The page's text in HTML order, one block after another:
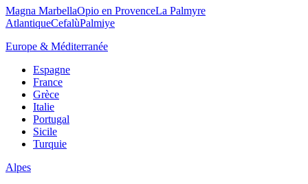
Magna MarbellaOpio en ProvenceLa Palmyre
AtlantiqueCefalùPalmiye
Europe & Méditerranée
Espagne
France
Grèce
Italie
Portugal
Sicile
Turquie
Alpes